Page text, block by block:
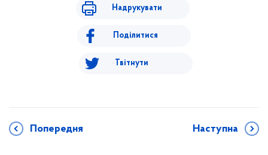
Надрукувати
Поділитися
Твітнути
Попередня Наступна